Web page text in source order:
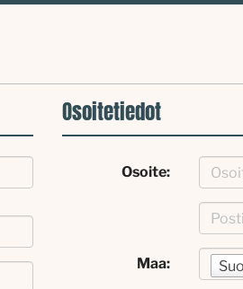
Osoitetiedot
Osoite:
Maa: